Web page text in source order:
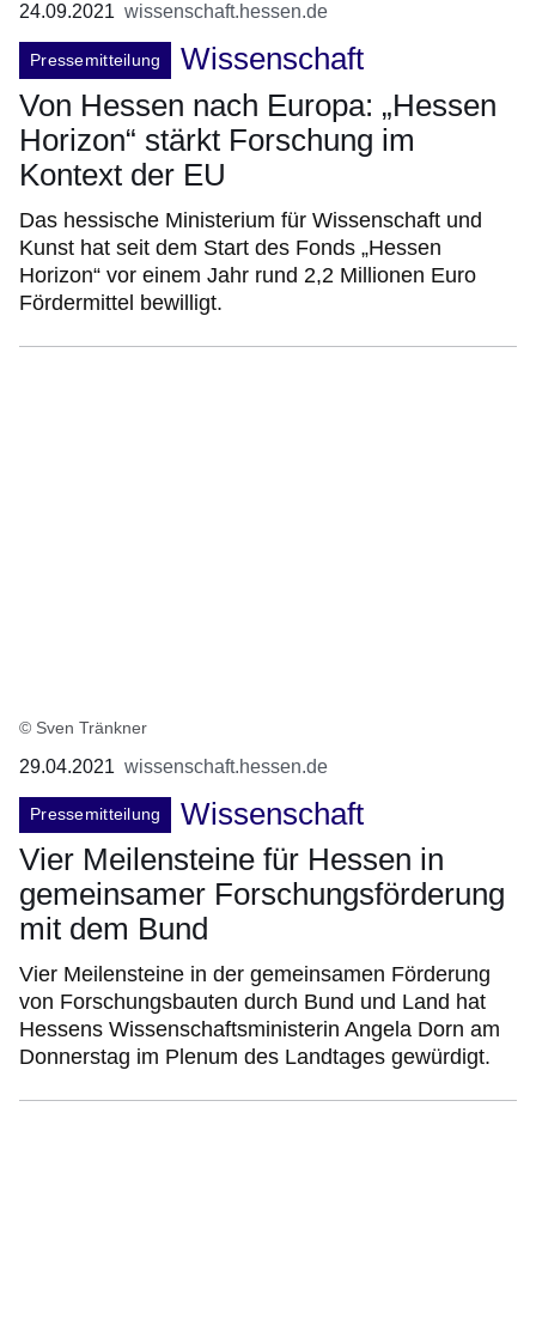
24.09.2021 wissenschaft.hessen.de
Pressemitteilung
Wissenschaft
Von Hessen nach Europa: „Hessen
Horizon“ stärkt Forschung im
Kontext der EU
Das hessische Ministerium für Wissenschaft und
Kunst hat seit dem Start des Fonds „Hessen
Horizon“ vor einem Jahr rund 2,2 Millionen Euro
Fördermittel bewilligt.
© Sven Tränkner
29.04.2021 wissenschaft.hessen.de
Pressemitteilung
Wissenschaft
Vier Meilensteine für Hessen in
gemeinsamer Forschungsförderung
mit dem Bund
Vier Meilensteine in der gemeinsamen Förderung
von Forschungsbauten durch Bund und Land hat
Hessens Wissenschaftsministerin Angela Dorn am
Donnerstag im Plenum des Landtages gewürdigt.